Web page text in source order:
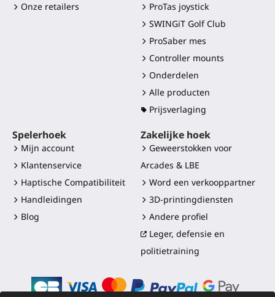
Onze retailers
ProTas joystick
SWINGiT Golf Club
ProSaber mes
Controller mounts
Onderdelen
Alle producten
Prijsverlaging
Spelerhoek
Mijn account
Klantenservice
Haptische Compatibiliteit
Handleidingen
Blog
Zakelijke hoek
Geweerstokken voor
Arcades & LBE
Word een verkooppartner
3D-printingdiensten
Andere profiel
Leger, defensie en
politietraining